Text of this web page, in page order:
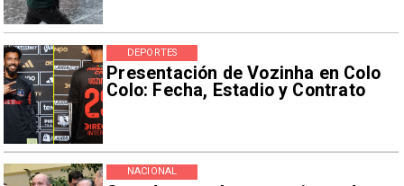
Presentación de Vozinha en Colo
Colo: Fecha, Estadio y Contrato
DEPORTES
NACIONAL